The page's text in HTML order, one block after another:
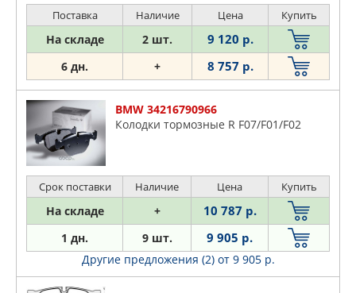
Поставка Наличие Цена Купить
На складе 2 шт. 9 120 р.
6 дн. + 8 757 р.
BMW 34216790966
Колодки тормозные R F07/F01/F02
Срок поставки Наличие Цена Купить
На складе + 10 787 р.
1 дн. 9 шт. 9 905 р.
Другие предложения (2) от 9 905 р.